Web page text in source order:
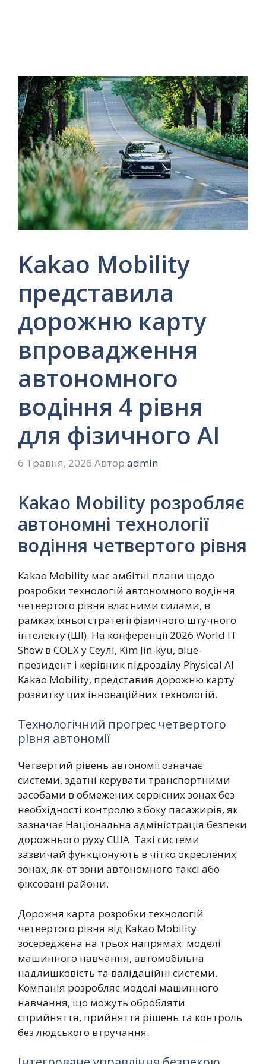
Kakao Mobility
представила
дорожню карту
впровадження
автономного
водіння 4 рівня
для фізичного AI
6 Травня, 2026 Автор admin
Kakao Mobility розробляє
автономні технології
водіння четвертого рівня
Kakao Mobility має амбітні плани щодо
розробки технологій автономного водіння
четвертого рівня власними силами, в
рамках їхньої стратегії фізичного штучного
інтелекту (ШІ). На конференції 2026 World IT
Show в COEX у Сеулі, Kim Jin-kyu, віце-
президент і керівник підрозділу Physical AI
Kakao Mobility, представив дорожню карту
розвитку цих інноваційних технологій.
Технологічний прогрес четвертого
рівня автономії
Четвертий рівень автономії означає
системи, здатні керувати транспортними
засобами в обмежених сервісних зонах без
необхідності контролю з боку пасажирів, як
зазначає Національна адміністрація безпеки
дорожнього руху США. Такі системи
зазвичай функціонують в чітко окреслених
зонах, як-от зони автономного таксі або
фіксовані райони.
Дорожня карта розробки технологій
четвертого рівня від Kakao Mobility
зосереджена на трьох напрямах: моделі
машинного навчання, автомобільна
надлишковість та валідаційні системи.
Компанія розробляє моделі машинного
навчання, що можуть обробляти
сприйняття, прийняття рішень та контроль
без людського втручання.